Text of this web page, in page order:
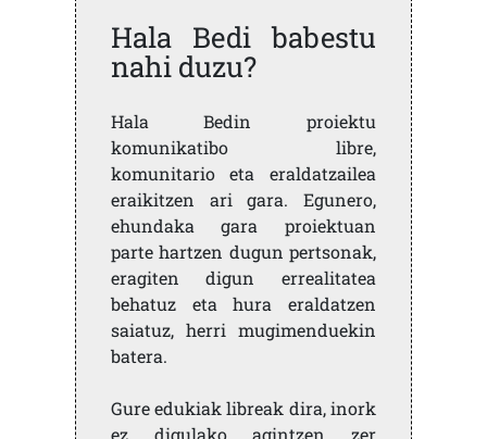
Hala Bedi babestu
nahi duzu?
Hala Bedin proiektu
komunikatibo libre,
komunitario eta eraldatzailea
eraikitzen ari gara. Egunero,
ehundaka gara proiektuan
parte hartzen dugun pertsonak,
eragiten digun errealitatea
behatuz eta hura eraldatzen
saiatuz, herri mugimenduekin
batera.
Gure edukiak libreak dira, inork
ez digulako agintzen zer